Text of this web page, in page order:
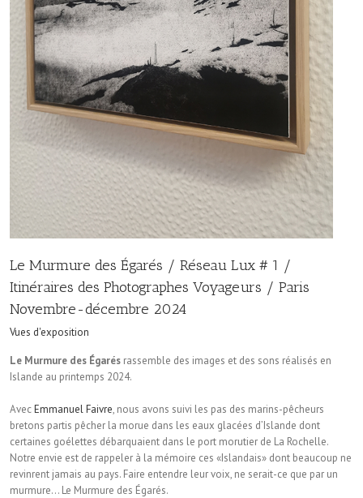
Le Murmure des Égarés / Réseau Lux # 1 /
Itinéraires des Photographes Voyageurs / Paris
Novembre-décembre 2024
Vues d'exposition
Le Murmure des Égarés rassemble des images et des sons réalisés en
Islande au printemps 2024.
AvecEmmanuel Faivre, nous avons suivi les pas des marins-pêcheurs
bretons partis pêcher la morue dans les eaux glacées d’Islande dont
certaines goélettes débarquaient dans le port morutier de La Rochelle.
Notre envie est de rappeler à la mémoire ces «Islandais» dont beaucoup ne
revinrent jamais au pays. Faire entendre leur voix, ne serait-ce que par un
murmure… Le Murmure des Égarés.